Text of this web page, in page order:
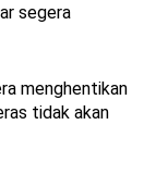
segera
menghentikan
tidak akan